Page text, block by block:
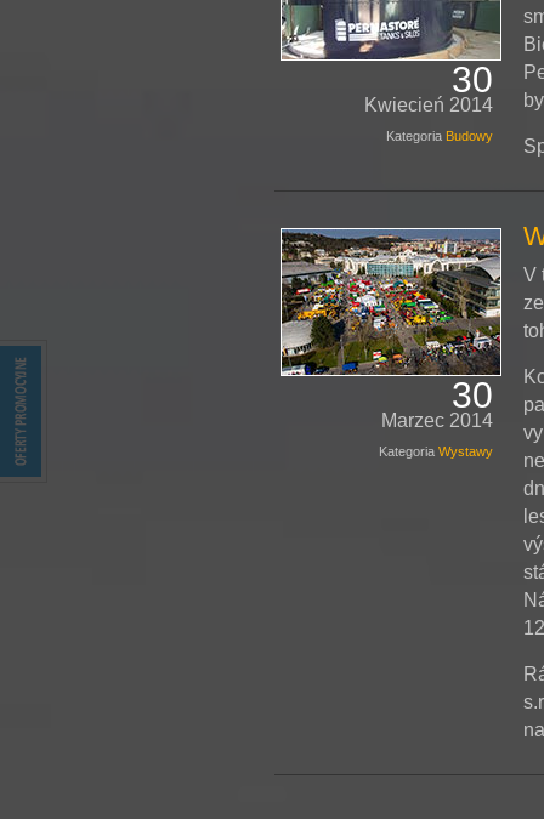
30
Kwiecień 2014
Kategoria Budowy
30
Marzec 2014
Kategoria Wystawy
V